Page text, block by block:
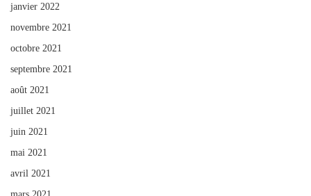
janvier 2022
novembre 2021
octobre 2021
septembre 2021
août 2021
juillet 2021
juin 2021
mai 2021
avril 2021